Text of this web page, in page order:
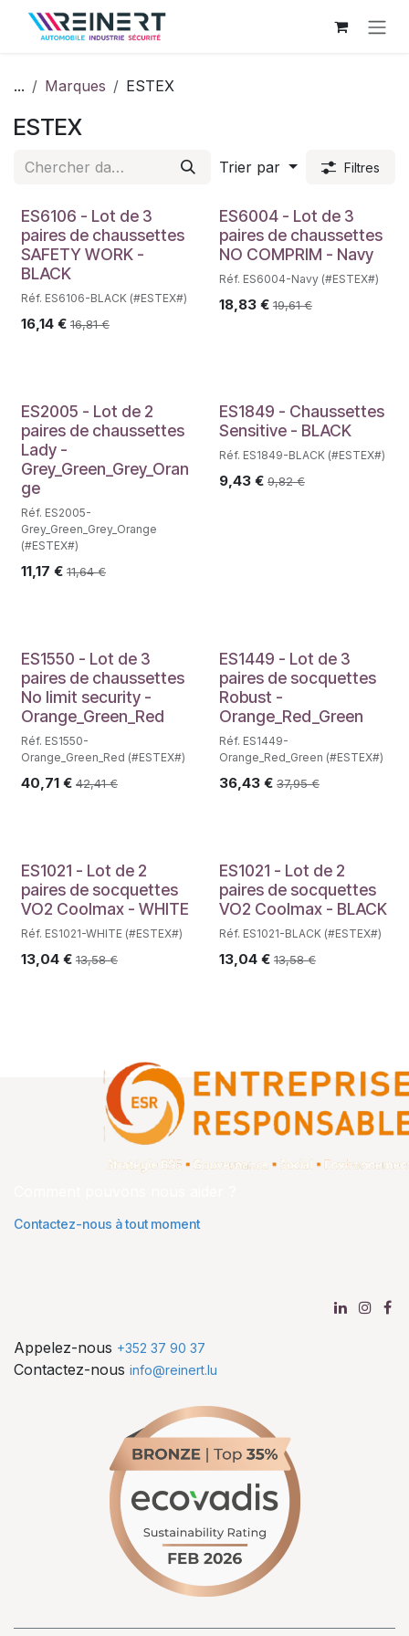
Se rendre au contenu
... Marques ESTEX
ESTEX
Trier par Filtres
ES6106 - Lot de 3
paires de chaussettes
SAFETY WORK -
BLACK
Réf. ES6106-BLACK (#ESTEX#)
16,14 € 16,81€
ES6004 - Lot de 3
paires de chaussettes
NO COMPRIM - Navy
Réf. ES6004-Navy (#ESTEX#)
18,83€ 19,61€
ES2005 - Lot de 2
paires de chaussettes
Lady -
Grey_Green_Grey_Oran
ge
Réf. ES2005-
Grey_Green_Grey_Orange
(#ESTEX#)
11,17 € 11,64€
ES1849 - Chaussettes
Sensitive - BLACK
Réf. ES1849-BLACK (#ESTEX#)
9,43€ 9,82€
ES1550 - Lot de 3
paires de chaussettes
No limit security -
Orange_Green_Red
Réf. ES1550-
Orange_Green_Red (#ESTEX#)
40,71 € 42,41€
ES1449 - Lot de 3
paires de socquettes
Robust -
Orange_Red_Green
Réf. ES1449-
Orange_Red_Green (#ESTEX#)
36,43€ 37,95€
ES1021 - Lot de 2
paires de socquettes
VO2 Coolmax - WHITE
Réf. ES1021-WHITE (#ESTEX#)
13,04 € 13,58€
ES1021 - Lot de 2
paires de socquettes
VO2 Coolmax - BLACK
Réf. ES1021-BLACK (#ESTEX#)
13,04€ 13,58€
Contactez-nous à tout moment
Appelez-nous +352 37 90 37
Contactez-nous info@reinert.lu